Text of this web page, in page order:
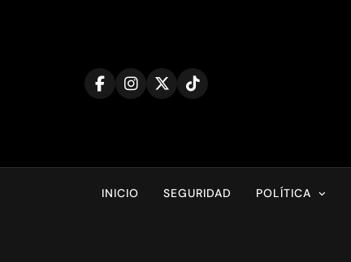
INICIO SEGURIDAD POLÍTICA